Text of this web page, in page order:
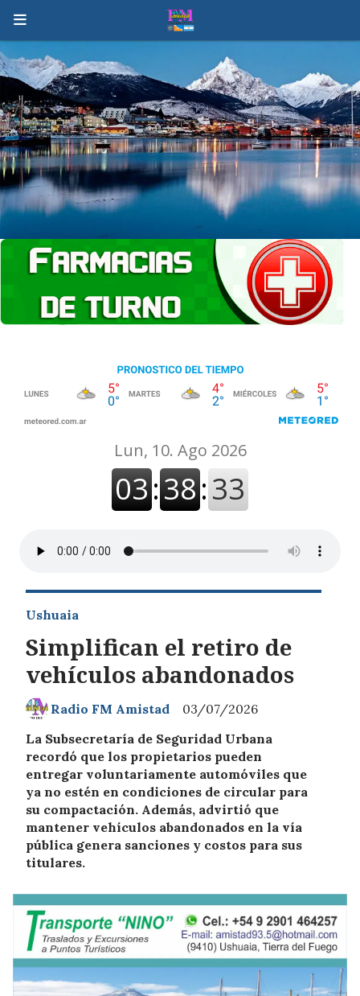
Simplifican el retiro de
vehículos abandonados
La Subsecretaría de Seguridad Urbana
recordó que los propietarios pueden
entregar voluntariamente automóviles que
ya no estén en condiciones de circular para
su compactación. Además, advirtió que
mantener vehículos abandonados en la vía
pública genera sanciones y costos para sus
titulares.
Ushuaia
03/07/2026
Radio FM Amistad